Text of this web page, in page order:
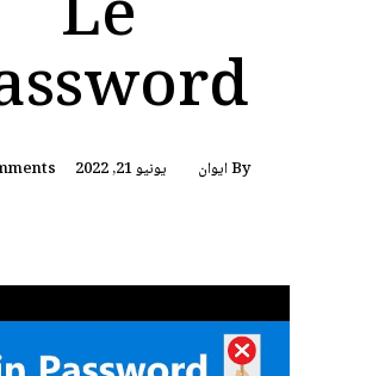
Byايوان يونيو 21, 2022